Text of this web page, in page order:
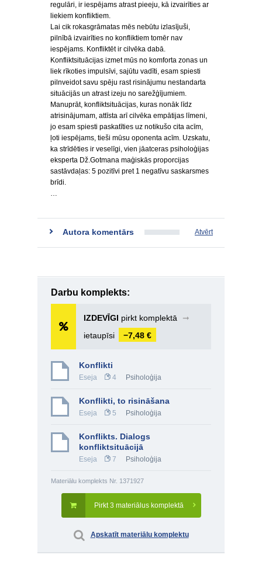
regulāri, ir iespējams atrast pieeju, kā izvairīties ar
liekiem konfliktiem.
Lai cik rokasgrāmatas mēs nebūtu izlasījuši,
pilnībā izvairīties no konfliktiem tomēr nav
iespējams. Konfliktēt ir cilvēka dabā.
Konfliktsituācijas izmet mūs no komforta zonas un
liek rīkoties impulsīvi, sajūtu vadīti, esam spiesti
pilnveidot savu spēju rast risinājumu nestandarta
situācijās un atrast izeju no sarežģījumiem.
Manuprāt, konfliktsituācijas, kuras nonāk līdz
atrisinājumam, attīsta arī cilvēka empātijas līmeni,
jo esam spiesti paskatīties uz notikušo cita acīm,
ļoti iespējams, tieši mūsu oponenta acīm. Uzskatu,
ka strīdēties ir veselīgi, vien jāatceras psiholoģijas
eksperta Dž.Gotmana maģiskās proporcijas
sastāvdaļas: 5 pozitīvi pret 1 negatīvu saskarsmes
brīdi.
…
Autora komentārs Atvērt
Darbu komplekts:
IZDEVĪGI pirkt komplektā
➞
ietaupīsi
−7,48 €
Konflikti
Eseja 4 Psiholoģija
Konflikti, to risināšana
Eseja 5 Psiholoģija
Konflikts. Dialogs
konfliktsituācijā
Eseja 7 Psiholoģija
Materiālu komplekts Nr. 1371927
Pirkt 3 materiālus komplektā
Apskatīt materiālu komplektu